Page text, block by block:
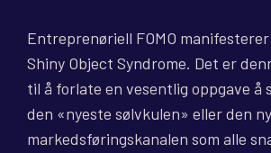
Entreprenøriell FOMO
Shiny Object Syndrome. Det er
til å forlate en vesentlig oppgave å
den «nyeste sølvkulen» eller den
markedsføringskanalen som alle